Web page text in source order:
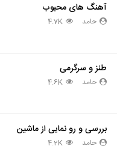
آهنگ های محبوب
حامد 4.7K
طنز و سرگرمی
حامد 4.6K
بررسی و رو نمایی از ماشین
حامد 4.2K